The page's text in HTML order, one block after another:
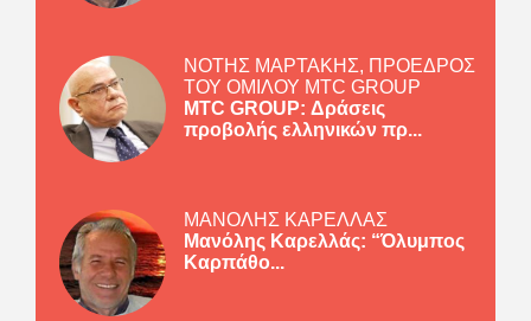
ΝΟΤΗΣ ΜΑΡΤΑΚΗΣ, ΠΡΟΕΔΡΟΣ
ΤΟΥ ΟΜΙΛΟΥ MTC GROUP
MTC GROUP: Δράσεις
προβολής ελληνικών πρ...
ΜΑΝΟΛΗΣ ΚΑΡΕΛΛΑΣ
Μανόλης Καρελλάς: “Όλυμπος
Καρπάθο...